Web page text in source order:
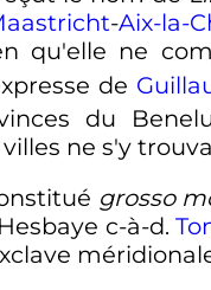
-Aix-la-
qu'elle ne
de
du
ne s'y
grosso
c-à-d.